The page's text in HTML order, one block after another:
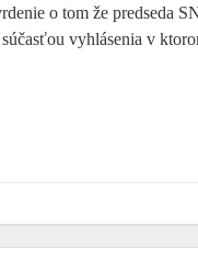
o tom že predseda
vyhlásenia v